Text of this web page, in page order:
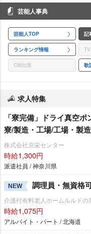
芸能人事典
芸能人TOP 記
ランキング情報
CM出演 歌
求人特集
「寮完備」ドライ真空
寮/製造・工場/工場・製造
株式会社京栄センター
時給1,300円
派遣社員 / 神奈川県
NEW 調理員・無資格
介護付有料老人ホームルルドの
時給1,075円
アルバイト・パート / 北海道